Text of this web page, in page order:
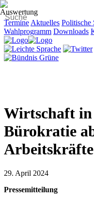
Termine Aktuelles Politische
Wahlprogramm Downloads
Wirtschaft
Bürokratie
29. April 2024
Pressemitteilung